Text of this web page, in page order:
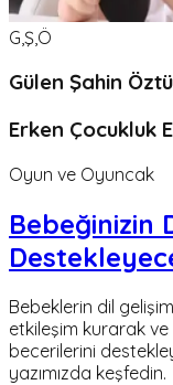
G,Ş,Ö
Gülen Şahin
Erken Çocukluk
Oyun ve Oyuncak
Bebeğinizin
Bebeklerin dil
etkileşim kurarak
becerilerini
yazımızda keşfedin.